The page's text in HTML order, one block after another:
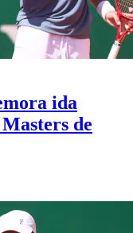
ida
de